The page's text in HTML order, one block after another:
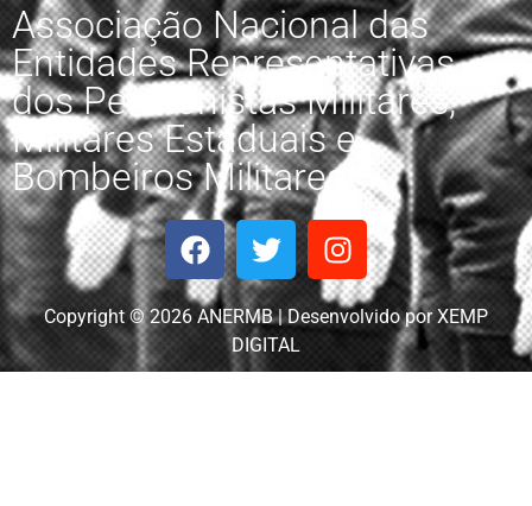
Associação Nacional das
Entidades Representativas
dos Pensionistas Militares,
Militares Estaduais e
Bombeiros Militares.
Copyright © 2026 ANERMB | Desenvolvido por XEMP
DIGITAL